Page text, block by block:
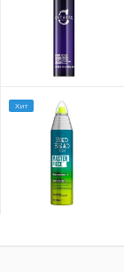
Хит